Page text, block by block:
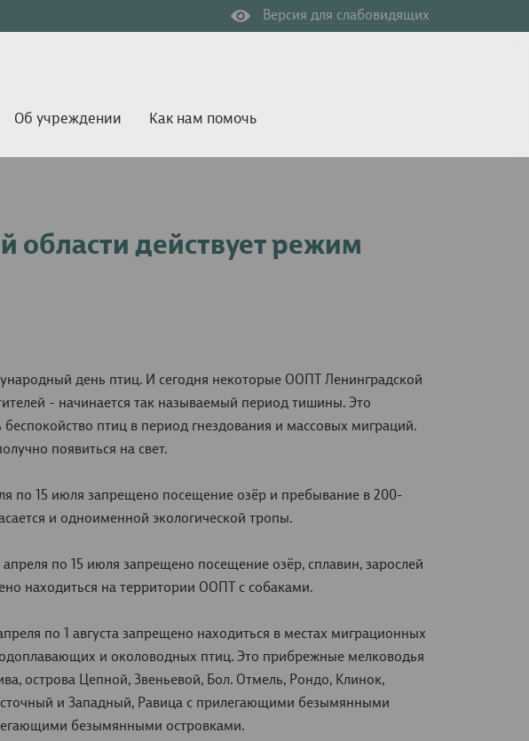
Версия для слабовидящих
Об учреждении
Как нам помочь
области действует режим
день птиц. И сегодня некоторые ООПТ Ленинградской
- начинается так называемый период тишины. Это
беспокойство птиц в период гнездования и массовых миграций.
появиться на свет.
по 15 июля запрещено посещение озёр и пребывание в 200-
и одноименной экологической тропы.
по 15 июля запрещено посещение озёр, сплавин, зарослей
находиться на территории ООПТ с собаками.
по 1 августа запрещено находиться в местах миграционных
и околоводных птиц. Это прибрежные мелководья
острова Цепной, Звеньевой, Бол. Отмель, Рондо, Клинок,
и Западный, Равица с прилегающими безымянными
безымянными островками.